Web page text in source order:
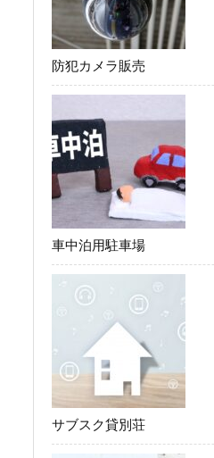
防犯カメラ販売
車中泊用駐車場
サブスク貸別荘